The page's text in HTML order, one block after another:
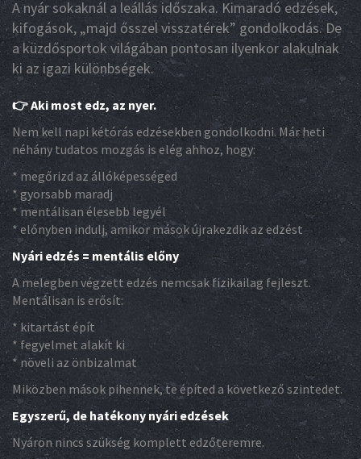
A nyár sokaknál a leállás időszaka. Kimaradó edzések,
kifogások, „majd ősszel visszatérek” gondolkodás. De
a küzdősportok világában pontosan ilyenkor alakulnak
ki az igazi különbségek.
👉 Aki most edz, az nyer.
Nem kell napi kétórás edzésekben gondolkodni. Már heti
néhány tudatos mozgás is elég ahhoz, hogy:
* megőrizd az állóképességed
* gyorsabb maradj
* mentálisan élesebb legyél
* előnyben indulj, amikor mások újrakezdik az edzést
Nyári edzés = mentális előny
A melegben végzett edzés nemcsak fizikailag fejleszt.
Mentálisan is erősít:
* kitartást épít
* fegyelmet alakít ki
* növeli az önbizalmat
Miközben mások pihennek, te építed a következő szintedet.
Egyszerű, de hatékony nyári edzések
Nyáron nincs szükség komplett edzőteremre.